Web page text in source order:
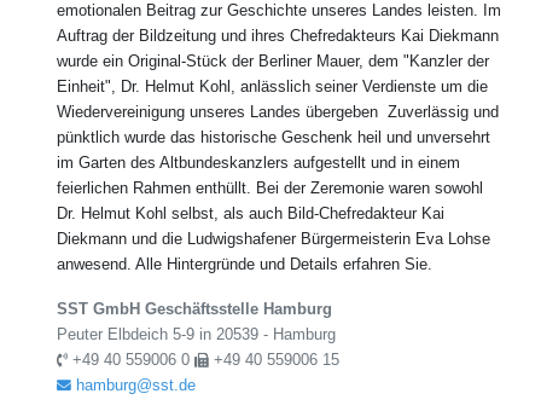
emotionalen Beitrag zur Geschichte unseres Landes leisten. Im
Auftrag der Bildzeitung und ihres Chefredakteurs Kai Diekmann
wurde ein Original-Stück der Berliner Mauer, dem "Kanzler der
Einheit", Dr. Helmut Kohl, anlässlich seiner Verdienste um die
Wiedervereinigung unseres Landes übergeben Zuverlässig und
pünktlich wurde das historische Geschenk heil und unversehrt
im Garten des Altbundeskanzlers aufgestellt und in einem
feierlichen Rahmen enthüllt. Bei der Zeremonie waren sowohl
Dr. Helmut Kohl selbst, als auch Bild-Chefredakteur Kai
Diekmann und die Ludwigshafener Bürgermeisterin Eva Lohse
anwesend. Alle Hintergründe und Details erfahren Sie.
SST GmbH Geschäftsstelle Hamburg
Peuter Elbdeich 5-9 in 20539 - Hamburg
+49 40 559006 0
+49 40 559006 15
hamburg@sst.de